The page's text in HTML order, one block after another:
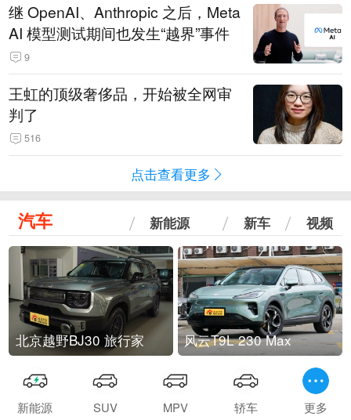
继 OpenAI、Anthropic 之后，Meta
AI 模型测试期间也发生“越界”事件
9
王虹的顶级奢侈品，开始被全网审
判了
516
点击查看更多
汽车 新能源 新车 视频
北京越野BJ30 旅行家 风云T9L 230 Max
新能源 SUV MPV 轿车 更多